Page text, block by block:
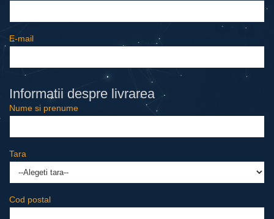
E-mail
Informatii despre livrarea
Nume si prenume
Tara
Cod postal